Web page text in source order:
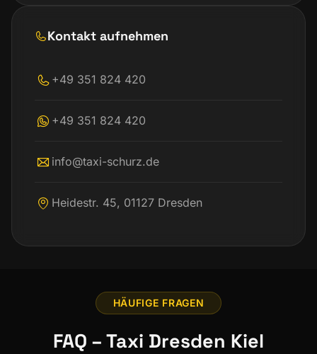
Kontakt aufnehmen
+49 351 824 420
+49 351 824 420
info@taxi-schurz.de
Heidestr. 45, 01127 Dresden
HÄUFIGE FRAGEN
FAQ – Taxi Dresden Kiel